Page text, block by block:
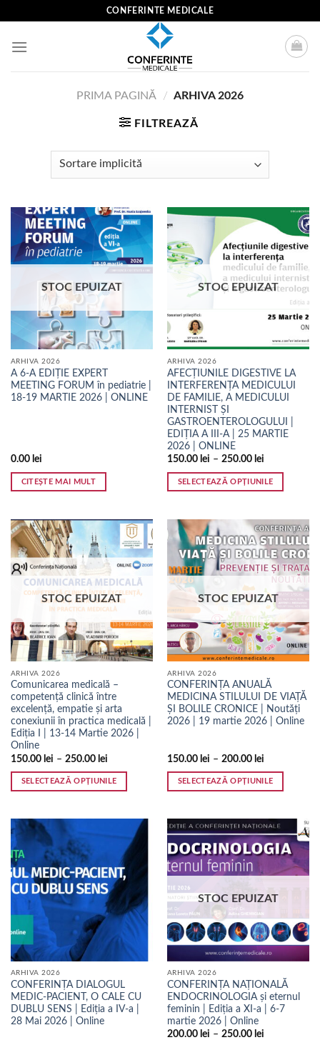
content
CONFERINTE MEDICALE
PRIMA PAGINĂ / ARHIVA 2026
FILTREAZĂ
STOC EPUIZAT
ARHIVA 2026
A 6-A EDIȚIE EXPERT
MEETING FORUM în pediatrie |
18-19 MARTIE 2026 | ONLINE
0.00 lei
CITEȘTE MAI MULT
STOC EPUIZAT
ARHIVA 2026
AFECȚIUNILE DIGESTIVE LA
INTERFERENȚA MEDICULUI
DE FAMILIE, A MEDICULUI
INTERNIST ȘI
GASTROENTEROLOGULUI |
EDIȚIA A III-A | 25 MARTIE
2026 | ONLINE
150.00 lei – 250.00 lei
SELECTEAZĂ OPȚIUNILE
are
mai
multe
variații.
Opțiunile
fi
alese
în
pagina
produsului.
STOC EPUIZAT
ARHIVA 2026
Comunicarea medicală –
competență clinică între
excelență, empatie și arta
conexiunii în practica medicală |
Ediția I | 13-14 Martie 2026 |
Online
150.00 lei – 250.00 lei
SELECTEAZĂ OPȚIUNILE
are
mai
multe
variații.
Opțiunile
fi
alese
în
pagina
produsului.
STOC EPUIZAT
ARHIVA 2026
CONFERINȚA ANUALĂ
MEDICINA STILULUI DE VIAȚĂ
ȘI BOLILE CRONICE | Noutăți
2026 | 19 martie 2026 | Online
150.00 lei – 200.00 lei
SELECTEAZĂ OPȚIUNILE
are
mai
multe
variații.
Opțiunile
pot
fi
alese
în
pagina
produsului.
ARHIVA 2026
CONFERINȚA DIALOGUL
MEDIC-PACIENT, O CALE CU
DUBLU SENS | Ediția a IV-a |
28 Mai 2026 | Online
STOC EPUIZAT
ARHIVA 2026
CONFERINȚA NAȚIONALĂ
ENDOCRINOLOGIA și eternul
feminin | Ediția a XI-a | 6-7
martie 2026 | Online
200.00 lei – 250.00 lei